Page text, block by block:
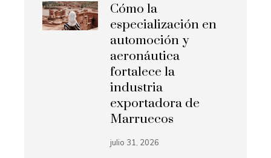
Cómo la
especialización en
automoción y
aeronáutica
fortalece la
industria
exportadora de
Marruecos
julio 31, 2026